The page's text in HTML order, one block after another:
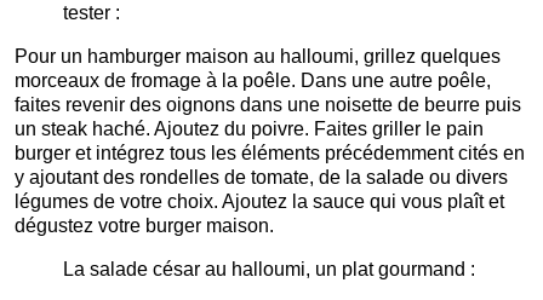
tester :
Pour un hamburger maison au halloumi, grillez quelques
morceaux de fromage à la poêle. Dans une autre poêle,
faites revenir des oignons dans une noisette de beurre puis
un steak haché. Ajoutez du poivre. Faites griller le pain
burger et intégrez tous les éléments précédemment cités en
y ajoutant des rondelles de tomate, de la salade ou divers
légumes de votre choix. Ajoutez la sauce qui vous plaît et
dégustez votre burger maison.
La salade césar au halloumi, un plat gourmand :